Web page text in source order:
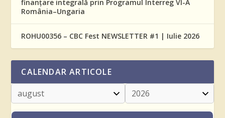
finanțare integrală prin Programul Interreg VI-A
România–Ungaria
ROHU00356 – CBC Fest NEWSLETTER #1 | Iulie 2026
CALENDAR ARTICOLE